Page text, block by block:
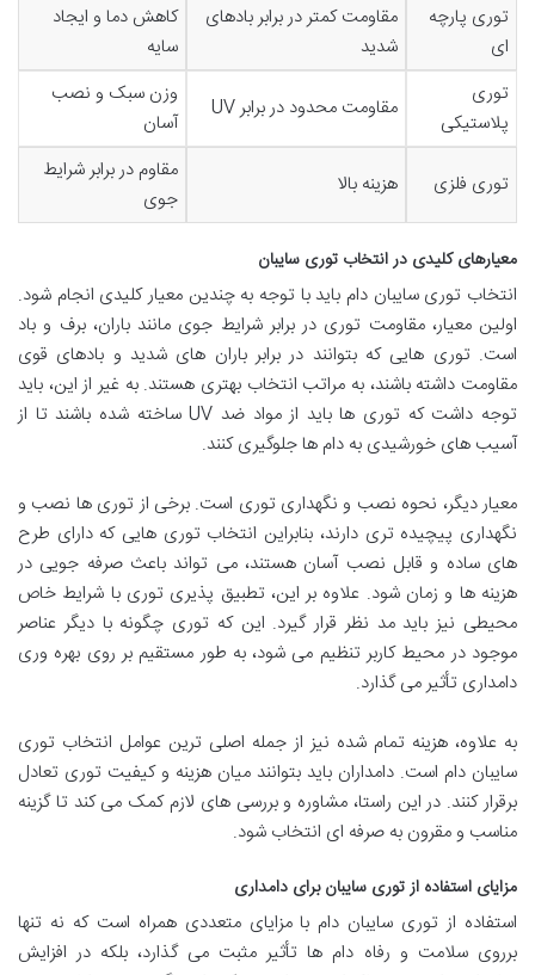
توری پارچه
ای
مقاومت کمتر در برابر بادهای
شدید
کاهش دما و ایجاد
سایه
توری
پلاستیکی
مقاومت محدود در برابر UV
وزن سبک و نصب
آسان
توری فلزی هزینه بالا
مقاوم در برابر شرایط
جوی
معیارهای کلیدی در انتخاب توری سایبان
انتخاب توری سایبان دام باید با توجه به چندین معیار کلیدی انجام شود.
اولین معیار، مقاومت توری در برابر شرایط جوی مانند باران، برف و باد
است. توری هایی که بتوانند در برابر باران های شدید و بادهای قوی
مقاومت داشته باشند، به مراتب انتخاب بهتری هستند. به غیر از این، باید
توجه داشت که توری ها باید از مواد ضد UV ساخته شده باشند تا از
آسیب های خورشیدی به دام ها جلوگیری کنند.
معیار دیگر، نحوه نصب و نگهداری توری است. برخی از توری ها نصب و
نگهداری پیچیده تری دارند، بنابراین انتخاب توری هایی که دارای طرح
های ساده و قابل نصب آسان هستند، می تواند باعث صرفه جویی در
هزینه ها و زمان شود. علاوه بر این، تطبیق پذیری توری با شرایط خاص
محیطی نیز باید مد نظر قرار گیرد. این که توری چگونه با دیگر عناصر
موجود در محیط کاربر تنظیم می شود، به طور مستقیم بر روی بهره وری
دامداری تأثیر می گذارد.
به علاوه، هزینه تمام شده نیز از جمله اصلی ترین عوامل انتخاب توری
سایبان دام است. دامداران باید بتوانند میان هزینه و کیفیت توری تعادل
برقرار کنند. در این راستا، مشاوره و بررسی های لازم کمک می کند تا گزینه
مناسب و مقرون به صرفه ای انتخاب شود.
مزایای استفاده از توری سایبان برای دامداری
استفاده از توری سایبان دام با مزایای متعددی همراه است که نه تنها
برروی سلامت و رفاه دام ها تأثیر مثبت می گذارد، بلکه در افزایش